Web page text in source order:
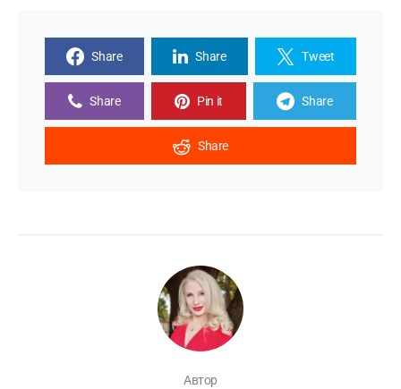
Share Share Tweet
Share Pin it Share
Share
Автор